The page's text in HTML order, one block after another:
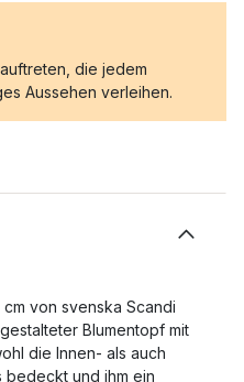
die jedem
Aussehen verleihen.
von svenska Scandi
Blumentopf mit
die Innen- als auch
und ihm ein